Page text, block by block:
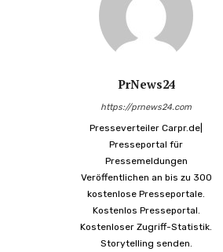
PrNews24
https://prnews24.com
Presseverteiler Carpr.de|
Presseportal für
Pressemeldungen
Veröffentlichen an bis zu 300
kostenlose Presseportale.
Kostenlos Presseportal.
Kostenloser Zugriff-Statistik.
Storytelling senden.